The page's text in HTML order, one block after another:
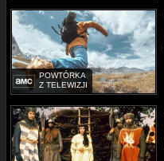
POWTÓRKA
Z TELEWIZJI